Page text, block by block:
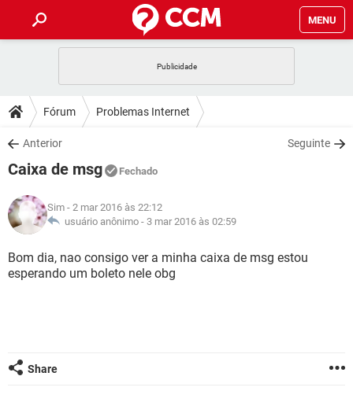
MENU
CELULAR FACEBOOK
OUTLOOK
INSTAGRAM
GUIA DE COMPRAS
DICAS
JOGOS WHATSAPP
INSTAGRAM
GUIA DE COMPRAS
DOWNLOADS
JOGOS
CELULAR
OUTLOOK EXCEL
INSTAGRAM GMAIL
GUIA DE COMPRAS
JOGOS
CELULAR
OUTLOOK EXCEL
GLOSSÁRIO
JOGOS WHATSAPP
CELULAR
GUIA DE COMPRAS
Fórum Problemas Internet
Anterior Seguinte
Caixa de msg Fechado
Sim - 2 mar 2016 às 22:12
usuário anônimo - 3 mar 2016 às 02:59
Bom dia, nao consigo ver a minha caixa de msg estou
esperando um boleto nele obg
Share